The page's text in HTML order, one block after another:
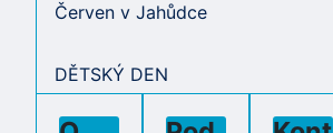
Červen v Jahůdce
DĚTSKÝ DEN